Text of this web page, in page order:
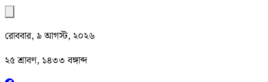
রোববার, ৯ আগস্ট, ২০২৬
২৫ শ্রাবণ, ১৪৩৩ বঙ্গাব্দ